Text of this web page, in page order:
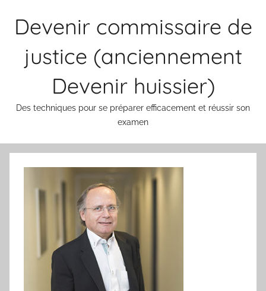
Devenir commissaire de
justice (anciennement
Devenir huissier)
Des techniques pour se préparer efficacement et réussir son
examen